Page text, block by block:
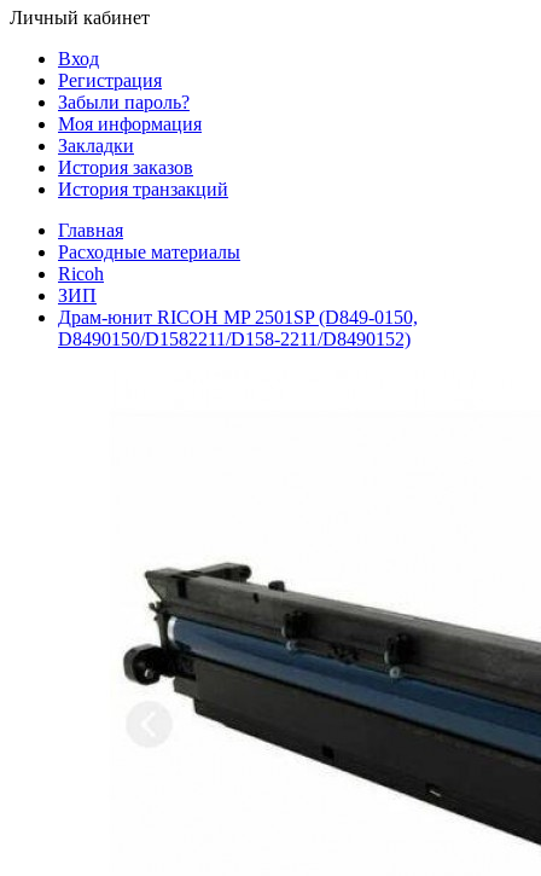
Личный кабинет
Вход
Регистрация
Забыли пароль?
Моя информация
Закладки
История заказов
История транзакций
Главная
Расходные материалы
Ricoh
ЗИП
Драм-юнит RICOH MP 2501SP (D849-0150,
D8490150/D1582211/D158-2211/D8490152)